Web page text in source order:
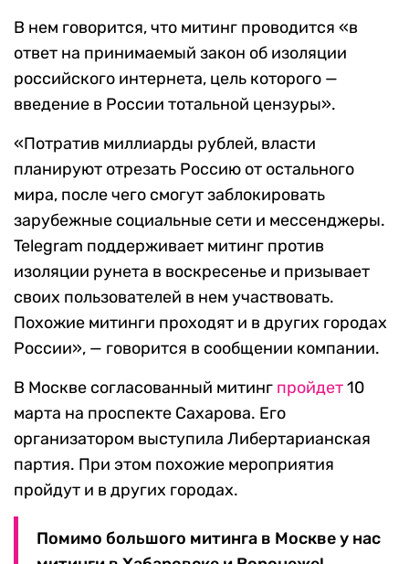
В нем говорится, что митинг проводится «в
ответ на принимаемый закон об изоляции
российского интернета, цель которого —
введение в России тотальной цензуры».
«Потратив миллиарды рублей, власти
планируют отрезать Россию от остального
мира, после чего смогут заблокировать
зарубежные социальные сети и мессенджеры.
Telegram поддерживает митинг против
изоляции рунета в воскресенье и призывает
своих пользователей в нем участвовать.
Похожие митинги проходят и в других городах
России», — говорится в сообщении компании.
В Москве согласованный митинг пройдет10
марта на проспекте Сахарова. Его
организатором выступила Либертарианская
партия. При этом похожие мероприятия
пройдут и в других городах.
Помимо большого митинга в Москве у нас